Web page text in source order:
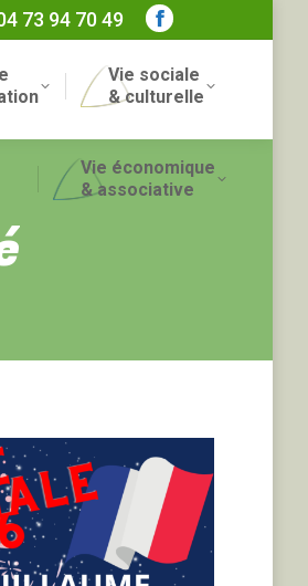
73 94 70 49
Facebook
opens
new
window
Vie sociale
& culturelle
Vie économique
& associative